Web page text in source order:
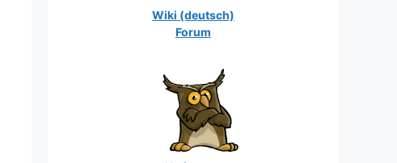
Wiki (deutsch)
Forum